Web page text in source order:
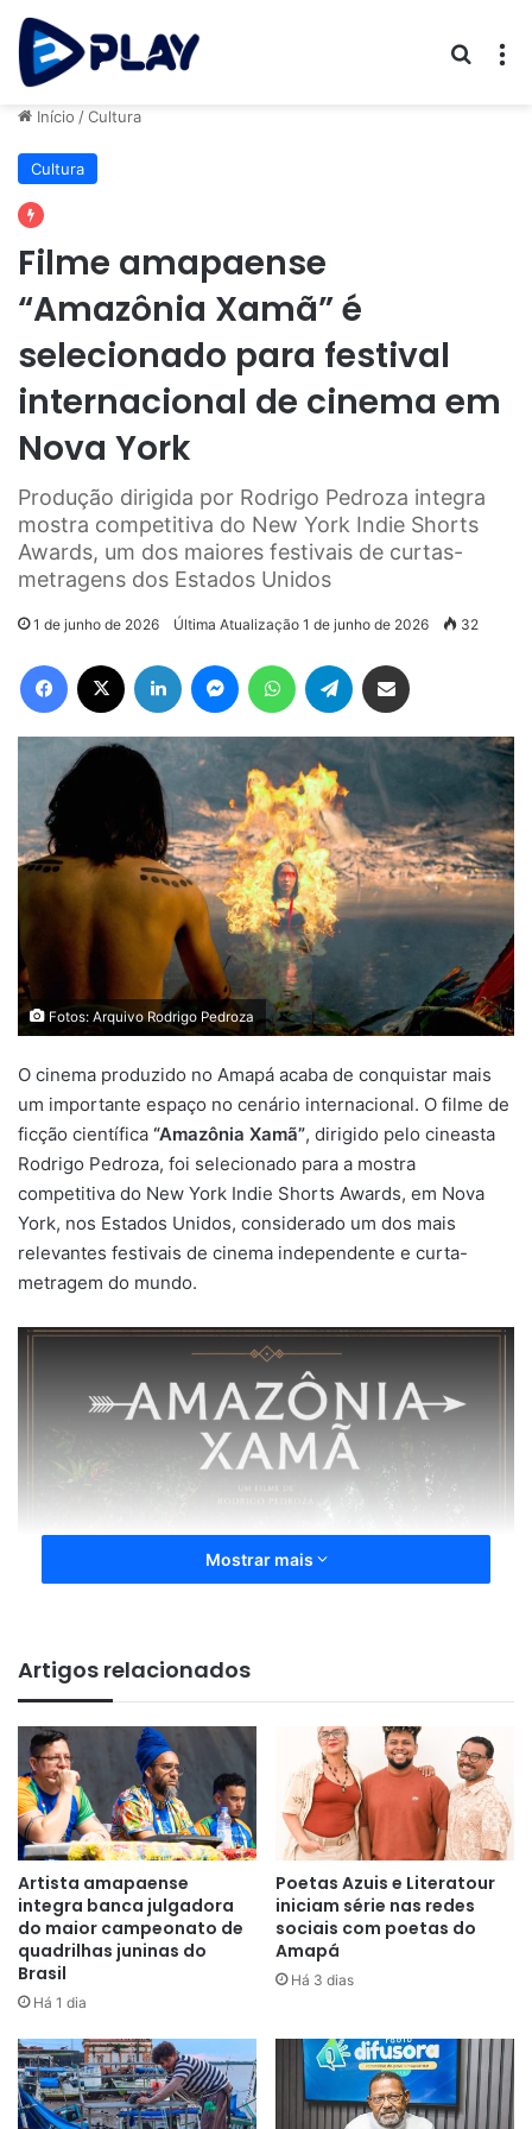
Início /Cultura
Cultura
Filme amapaense
“Amazônia Xamã” é
selecionado para festival
internacional de cinema em
Nova York
Produção dirigida por Rodrigo Pedroza integra
mostra competitiva do New York Indie Shorts
Awards, um dos maiores festivais de curtas-
metragens dos Estados Unidos
1 de junho de 2026 Última Atualização 1 de junho de 2026 32
Fotos: Arquivo Rodrigo Pedroza
O cinema produzido no Amapá acaba de conquistar mais
um importante espaço no cenário internacional. O filme de
ficção científica “Amazônia Xamã”, dirigido pelo cineasta
Rodrigo Pedroza, foi selecionado para a mostra
competitiva do New York Indie Shorts Awards, em Nova
York, nos Estados Unidos, considerado um dos mais
relevantes festivais de cinema independente e curta-
metragem do mundo.
A exibição da obra acontece no dia 2 de agosto de 2026,
Mostrar mais
Artigos relacionados
Artista amapaense
integra banca julgadora
do maior campeonato de
quadrilhas juninas do
Brasil
Há 1 dia
Poetas Azuis e Literatour
iniciam série nas redes
sociais com poetas do
Amapá
Há 3 dias